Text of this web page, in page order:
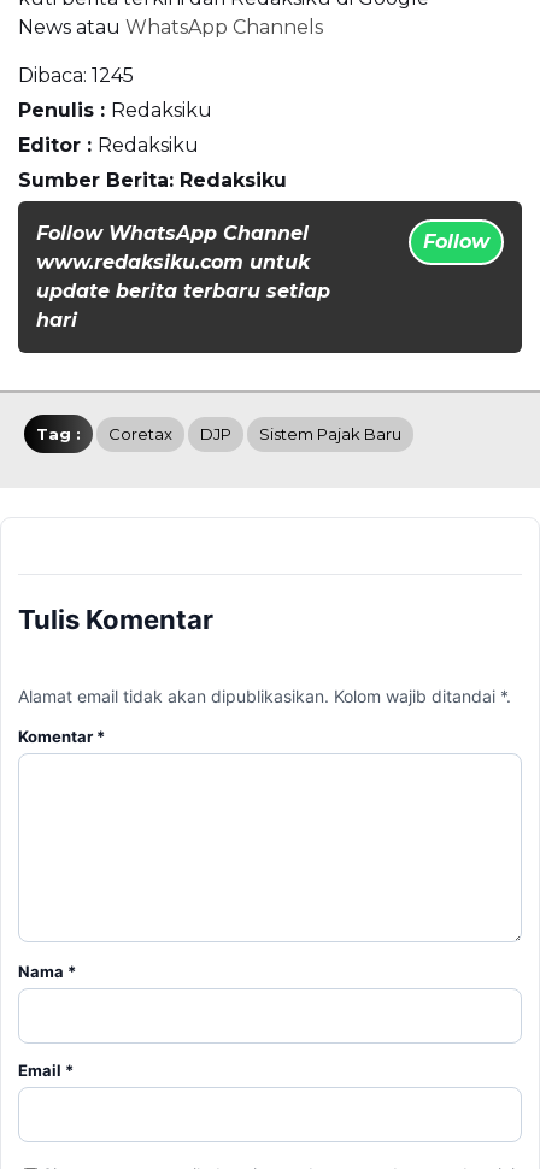
News atau WhatsApp Channels
Dibaca: 1245
Penulis : Redaksiku
Editor : Redaksiku
Sumber Berita: Redaksiku
Follow WhatsApp Channel
www.redaksiku.com untuk
update berita terbaru setiap
hari
Follow
Tag : Coretax DJP Sistem Pajak Baru
Tulis Komentar